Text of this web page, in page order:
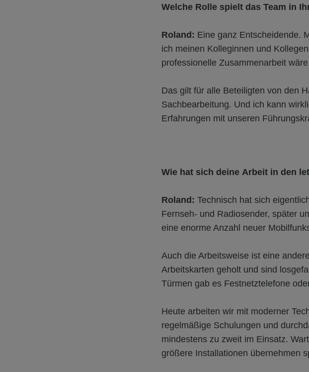
Welche Rolle spielt das Team in
Roland: Eine ganz Entscheidende.
ich meinen Kolleginnen und
professionelle Zusammenarbeit
Das gilt für alle Beteiligten von den
Sachbearbeitung. Und ich kann
Erfahrungen mit unseren
Wie hat sich deine Arbeit in den
Roland: Technisch hat sich
Fernseh- und Radiosender, später
eine enorme Anzahl neuer
Auch die Arbeitsweise ist eine
Arbeitskarten geholt und sind
Türmen gab es Festnetztelefone
Heute arbeiten wir mit moderner
regelmäßige Schulungen und
mindestens zu zweit im Einsatz.
größere Installationen übernehmen